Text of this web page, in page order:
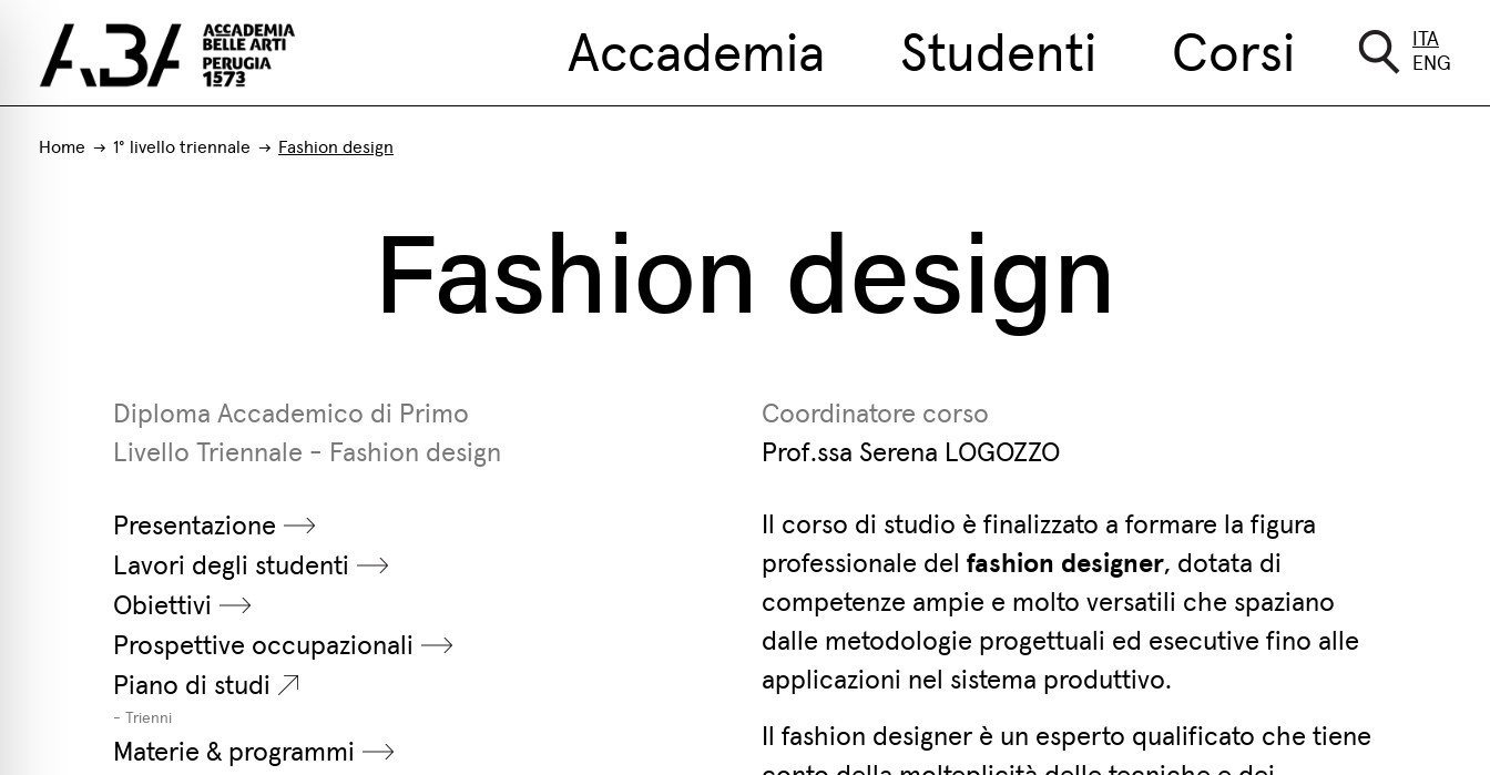
ITA
ENG
Accademia Studenti Corsi
Home 1° livello triennale Fashion design
Fashion design
Diploma Accademico di Primo
Livello Triennale - Fashion design
Coordinatore corso
Prof.ssa Serena LOGOZZO
Presentazione
Lavori degli studenti
Obiettivi
Prospettive occupazionali
Piano di studi
- Trienni
Materie & programmi
Il corso di studio è finalizzato a formare la figura
professionale del fashion designer, dotata di
competenze ampie e molto versatili che spaziano
dalle metodologie progettuali ed esecutive fino alle
applicazioni nel sistema produttivo.
Il fashion designer è un esperto qualificato che tiene